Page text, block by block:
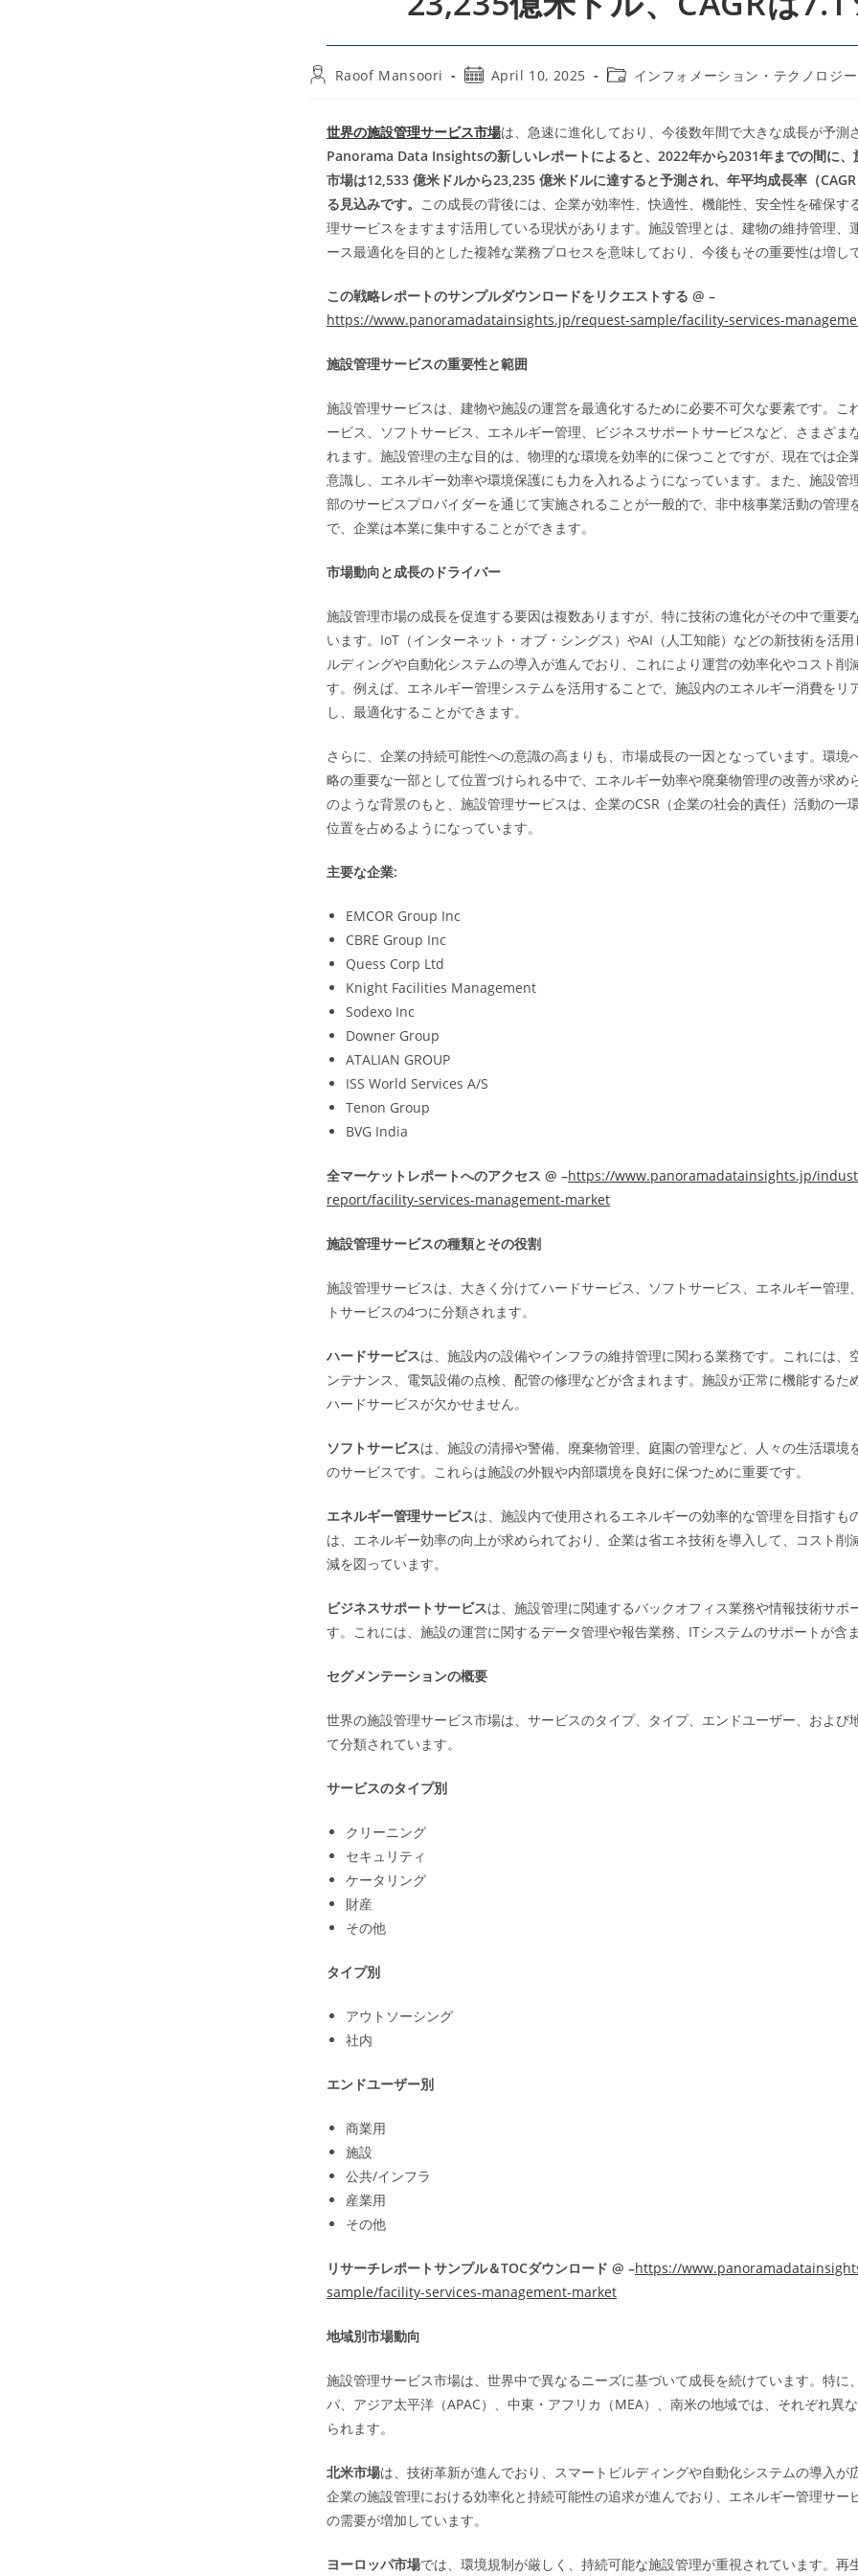
PostRaoof Mansoori
PostApril 10, 2025
Postインフォメーション・テクノロジー
世界の施設管理サービス市場は、急速に進化しており、今後数年間で大きな成長が予測
Panorama Data Insightsの新しいレポートによると、2022年から2031年までの間に、
市場は12,533 億米ドルから23,235 億米ドルに達すると予測され、年平均成長率（
る見込みです。 この成長の背後には、企業が効率性、快適性、機能性、安全性を確保す
理サービスをますます活用している現状があります。施設管理とは、建物の維持管理、
ース最適化を目的とした複雑な業務プロセスを意味しており、今後もその重要性は増し
この戦略レポートのサンプルダウンロードをリクエストする @ –
https://www.panoramadatainsights.jp/request-sample/facility-services-
施設管理サービスの重要性と範囲
施設管理サービスは、建物や施設の運営を最適化するために必要不可欠な要素です。こ
ービス、ソフトサービス、エネルギー管理、ビジネスサポートサービスなど、さまざま
れます。施設管理の主な目的は、物理的な環境を効率的に保つことですが、現在では企
意識し、エネルギー効率や環境保護にも力を入れるようになっています。また、施設管
部のサービスプロバイダーを通じて実施されることが一般的で、非中核事業活動の管理
で、企業は本業に集中することができます。
市場動向と成長のドライバー
施設管理市場の成長を促進する要因は複数ありますが、特に技術の進化がその中で重要
います。IoT（インターネット・オブ・シングス）やAI（人工知能）などの新技術を活
ルディングや自動化システムの導入が進んでおり、これにより運営の効率化やコスト削
す。例えば、エネルギー管理システムを活用することで、施設内のエネルギー消費をリ
し、最適化することができます。
さらに、企業の持続可能性への意識の高まりも、市場成長の一因となっています。環境
略の重要な一部として位置づけられる中で、エネルギー効率や廃棄物管理の改善が求め
のような背景のもと、施設管理サービスは、企業のCSR（企業の社会的責任）活動の一
位置を占めるようになっています。
主要な企業:
EMCOR Group Inc
CBRE Group Inc
Quess Corp Ltd
Knight Facilities Management
Sodexo Inc
Downer Group
ATALIAN GROUP
ISS World Services A/S
Tenon Group
BVG India
全マーケットレポートへのアクセス @ –https://www.panoramadatainsights.jp/
report/facility-services-management-market
施設管理サービスの種類とその役割
施設管理サービスは、大きく分けてハードサービス、ソフトサービス、エネルギー管理
トサービスの4つに分類されます。
ハードサービスは、施設内の設備やインフラの維持管理に関わる業務です。これには、
ンテナンス、電気設備の点検、配管の修理などが含まれます。施設が正常に機能するた
ハードサービスが欠かせません。
ソフトサービスは、施設の清掃や警備、廃棄物管理、庭園の管理など、人々の生活環境
のサービスです。これらは施設の外観や内部環境を良好に保つために重要です。
エネルギー管理サービスは、施設内で使用されるエネルギーの効率的な管理を目指すも
は、エネルギー効率の向上が求められており、企業は省エネ技術を導入して、コスト削
減を図っています。
ビジネスサポートサービスは、施設管理に関連するバックオフィス業務や情報技術サポ
す。これには、施設の運営に関するデータ管理や報告業務、ITシステムのサポートが含ま
セグメンテーションの概要
世界の施設管理サービス市場は、サービスのタイプ、タイプ、エンドユーザー、および
て分類されています。
サービスのタイプ別
クリーニング
セキュリティ
ケータリング
財産
その他
タイプ別
アウトソーシング
社内
エンドユーザー別
商業用
施設
公共/インフラ
産業用
その他
リサーチレポートサンプル＆TOCダウンロード @ –https://
sample/facility-services-management-market
地域別市場動向
施設管理サービス市場は、世界中で異なるニーズに基づいて成長を続けています。特に
パ、アジア太平洋（APAC）、中東・アフリカ（MEA）、南米の地域では、それぞれ異
られます。
北米市場は、技術革新が進んでおり、スマートビルディングや自動化システムの導入が
企業の施設管理における効率化と持続可能性の追求が進んでおり、エネルギー管理サー
の需要が増加しています。
ヨーロッパ市場では、環境規制が厳しく、持続可能な施設管理が重視されています。再